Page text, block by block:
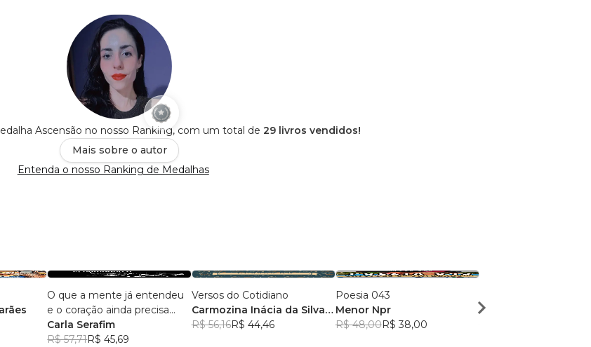
Ascensão no nosso Ranking, com um total de 29 livros vendidos!
Mais sobre o autor
Entenda o nosso Ranking de Medalhas
O que a mente já entendeu
e o coração ainda precisa
aceitar
Carla Serafim
R$ 57,71R$ 45,69
Versos do Cotidiano
Carmozina Inácia da Silva
Rodrigues
R$ 56,16R$ 44,46
Poesia 043
Menor Npr
R$ 48,00R$ 38,00
Victor Sousa Silva